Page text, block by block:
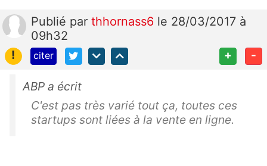
Publié par thhornass6 le 28/03/2017 à
09h32
!
citer + -
ABP a écrit
C'est pas très varié tout ça, toutes ces
startups sont liées à la vente en ligne.